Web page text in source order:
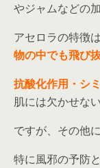
やジャムなどの
アセロラの特徴は
物の中でも飛び
抗酸化作用・シ
肌には欠かせな
ですが、その他に
特に風邪の予防